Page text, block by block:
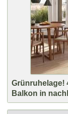
Grünruhelage!
Balkon in